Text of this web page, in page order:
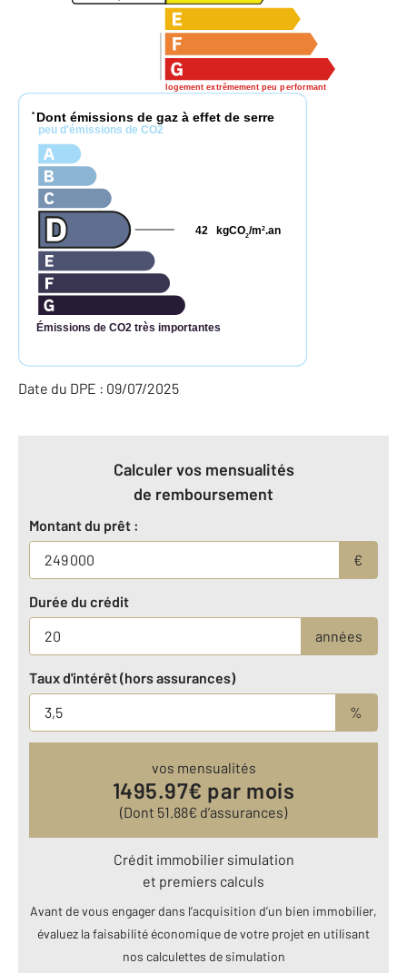
logement extrêmement peu performant
* Dont émissions de gaz à effet de serre
peu d'émissions de CO2
Émissions de CO2 très importantes
kgCO2/m2.an
42
Date du DPE : 09/07/2025
Calculer vos mensualités
de remboursement
Montant du prêt :
€
Durée du crédit
années
Taux d'intérêt (hors assurances)
%
vos mensualités
1495.97€ par mois
(Dont 51.88€ d’assurances)
Crédit immobilier simulation
et premiers calculs
Avant de vous engager dans l’acquisition d’un bien immobilier,
évaluez la faisabilité économique de votre projet en utilisant
nos calculettes de simulation